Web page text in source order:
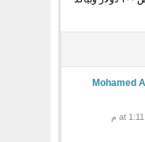
Mohamed